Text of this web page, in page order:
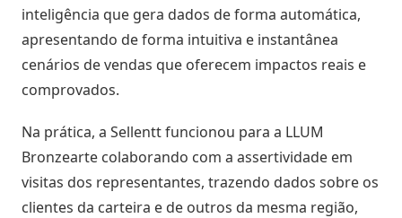
Inteligência
de
Negócio
de
Desempenho
Rankings
inteligência que gera dados de forma automática,
apresentando de forma intuitiva e instantânea
cenários de vendas que oferecem impactos reais e
comprovados.
Na prática, a Sellenttfuncionou para a LLUM
Bronzearte colaborando com a assertividade em
visitas dos representantes, trazendo dados sobre os
clientes da carteira e de outros da mesma região,